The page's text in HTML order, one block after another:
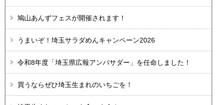
鳩山あんずフェスが開催されます！
うまいぞ！埼玉サラダめんキャンペーン2026
令和8年度「埼玉県広報アンバサダー」を任命しました！
買うならぜひ埼玉生まれのいちごを！